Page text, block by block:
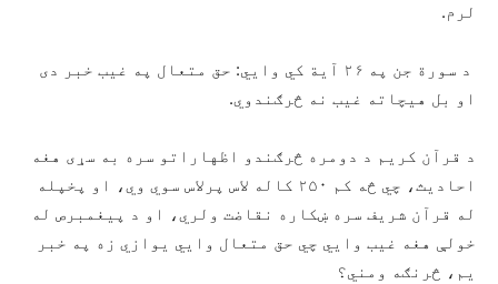
لرم.
د سورة جن په ۲۶ آیة کي وايي: حق متعال په غیب خبر دی
او بل هیچاته غیب نه څرګندوي.
د قرآن کریم د دومره څرګندو اظهاراتو سره به سړی هغه
احادیث، چي څه کم ۲۵۰ کاله لاس پرلاس سوي وي، او پخپله
له قرآن شریف سره ښکاره نقاضت ولري، او د پیغمبرص له
خولې هغه غیب وايي چي حق متعال وايي یوازي زه په خبر
یم، څرنګه ومني؟